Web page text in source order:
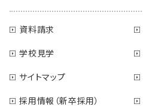
資料請求
学校見学
サイトマップ
採用情報（新卒採用）